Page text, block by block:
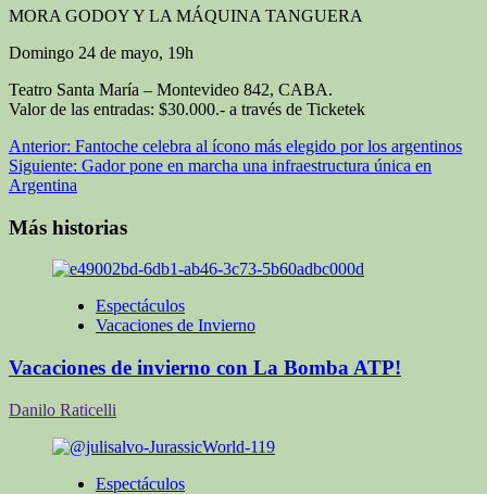
MORA GODOY Y LA MÁQUINA TANGUERA
Domingo 24 de mayo, 19h
Teatro Santa María – Montevideo 842, CABA.
Valor de las entradas: $30.000.- a través de Ticketek
Navegación
de
Anterior: Fantoche celebra al ícono más elegido por los argentinos
Siguiente: Gador pone en marcha una infraestructura única en
Argentina
Más historias
Espectáculos
Vacaciones de Invierno
Vacaciones de invierno con La Bomba ATP!
Danilo Raticelli
Espectáculos